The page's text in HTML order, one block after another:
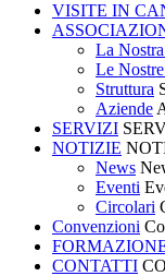
VISITE IN
La
Le
Struttura
Aziende
SERVIZI
NOTIZIE
News
Eventi
Circolari
Convenzioni
CONTATTI